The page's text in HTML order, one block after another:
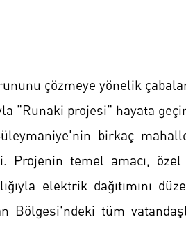
çözmeye yönelik
"Runaki projesi" hayata
birkaç
Projenin temel amacı,
elektrik dağıtımını
Bölgesi'ndeki tüm